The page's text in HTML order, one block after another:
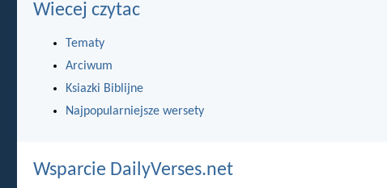
Wiecej czytac
Tematy
Arciwum
Ksiazki Biblijne
Najpopularniejsze wersety
Wsparcie DailyVerses.net